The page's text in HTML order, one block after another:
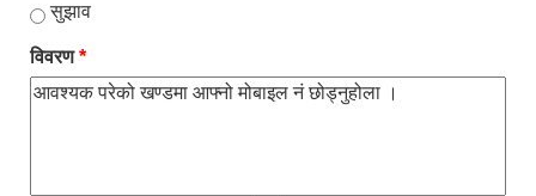
सुझाव
विवरण*